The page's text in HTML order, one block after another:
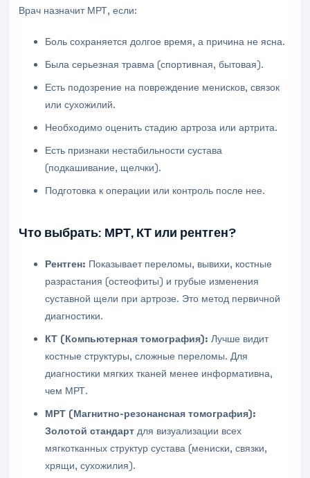
Врач назначит МРТ, если:
Боль сохраняется долгое время, а причина не ясна.
Была серьезная травма (спортивная, бытовая).
Есть подозрение на повреждение менисков, связок
или сухожилий.
Необходимо оценить стадию артроза или артрита.
Есть признаки нестабильности сустава
(подкашивание, щелчки).
Подготовка к операции или контроль после нее.
Что выбрать: МРТ, КТ или рентген?
Рентген: Показывает переломы, вывихи, костные
разрастания (остеофиты) и грубые изменения
суставной щели при артрозе. Это метод первичной
диагностики.
КТ (Компьютерная томография): Лучше видит
костные структуры, сложные переломы. Для
диагностики мягких тканей менее информативна,
чем МРТ.
МРТ (Магнитно-резонансная томография):
Золотой стандарт для визуализации всех
мягкотканных структур сустава (мениски, связки,
хрящи, сухожилия).